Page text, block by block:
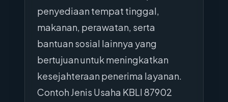
penyediaan tempat tinggal,
makanan, perawatan, serta
bantuan sosial lainnya yang
bertujuan untuk meningkatkan
kesejahteraan penerima layanan.
Contoh Jenis Usaha KBLI 87902